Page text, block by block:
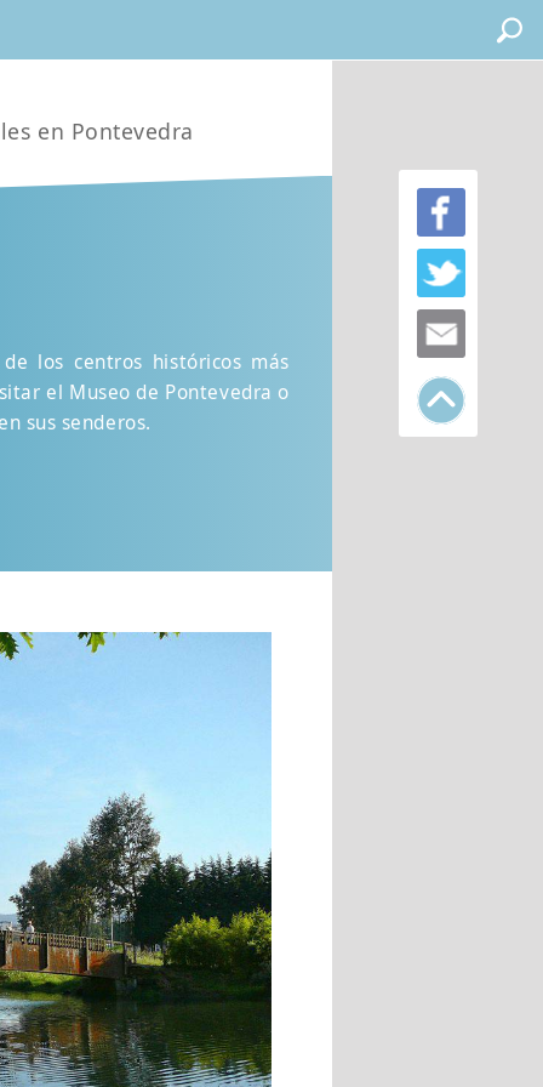
en Pontevedra
los centros históricos más
el Museo de Pontevedra o
sus senderos.